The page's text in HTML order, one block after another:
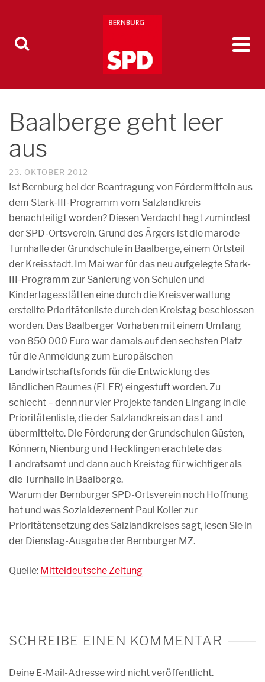
Baalberge geht leer
aus
23. OKTOBER 2012
Ist Bernburg bei der Beantragung von Fördermitteln aus
dem Stark-III-Programm vom Salzlandkreis
benachteiligt worden? Diesen Verdacht hegt zumindest
der SPD-Ortsverein. Grund des Ärgers ist die marode
Turnhalle der Grundschule in Baalberge, einem Ortsteil
der Kreisstadt. Im Mai war für das neu aufgelegte Stark-
III-Programm zur Sanierung von Schulen und
Kindertagesstätten eine durch die Kreisverwaltung
erstellte Prioritätenliste durch den Kreistag beschlossen
worden. Das Baalberger Vorhaben mit einem Umfang
von 850 000 Euro war damals auf den sechsten Platz
für die Anmeldung zum Europäischen
Landwirtschaftsfonds für die Entwicklung des
ländlichen Raumes (ELER) eingestuft worden. Zu
schlecht – denn nur vier Projekte fanden Eingang in die
Prioritätenliste, die der Salzlandkreis an das Land
übermittelte. Die Förderung der Grundschulen Güsten,
Könnern, Nienburg und Hecklingen erachtete das
Landratsamt und dann auch Kreistag für wichtiger als
die Turnhalle in Baalberge.
Warum der Bernburger SPD-Ortsverein noch Hoffnung
hat und was Sozialdezernent Paul Koller zur
Prioritätensetzung des Salzlandkreises sagt, lesen Sie in
der Dienstag-Ausgabe der Bernburger MZ.
Quelle: Mitteldeutsche Zeitung
SCHREIBE EINEN KOMMENTAR
Deine E-Mail-Adresse wird nicht veröffentlicht.